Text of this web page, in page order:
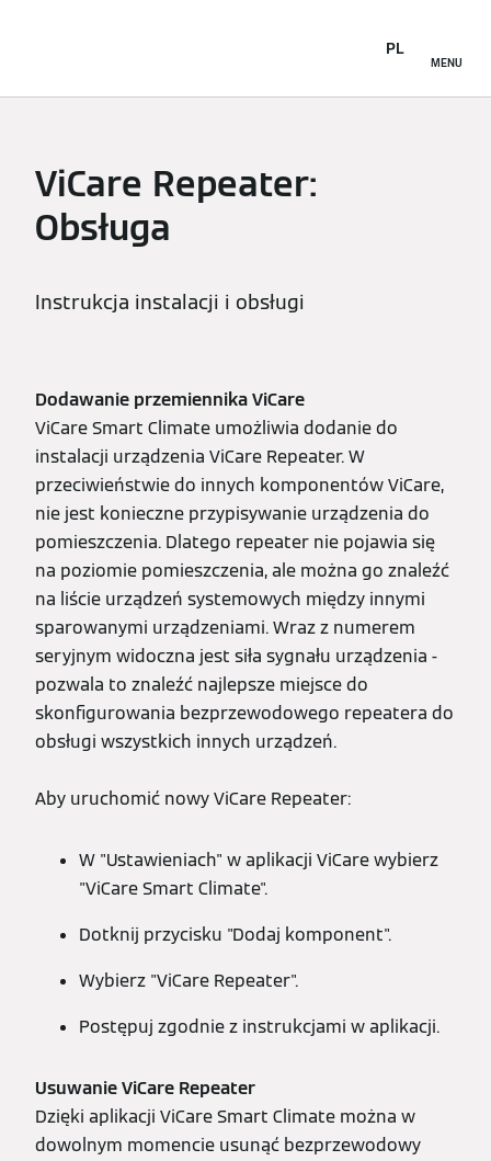
MENU
PL
ViCare Repeater:
Obsługa
Instrukcja instalacji i obsługi
Dodawanie przemiennika ViCare
ViCare Smart Climate umożliwia dodanie do
instalacji urządzenia ViCare Repeater. W
przeciwieństwie do innych komponentów ViCare,
nie jest konieczne przypisywanie urządzenia do
pomieszczenia. Dlatego repeater nie pojawia się
na poziomie pomieszczenia, ale można go znaleźć
na liście urządzeń systemowych między innymi
sparowanymi urządzeniami. Wraz z numerem
seryjnym widoczna jest siła sygnału urządzenia -
pozwala to znaleźć najlepsze miejsce do
skonfigurowania bezprzewodowego repeatera do
obsługi wszystkich innych urządzeń.
Aby uruchomić nowy ViCare Repeater:
W "Ustawieniach" w aplikacji ViCare wybierz
"ViCare Smart Climate".
Dotknij przycisku "Dodaj komponent".
Wybierz "ViCare Repeater".
Postępuj zgodnie z instrukcjami w aplikacji.
Usuwanie ViCare Repeater
Dzięki aplikacji ViCare Smart Climate można w
dowolnym momencie usunąć bezprzewodowy